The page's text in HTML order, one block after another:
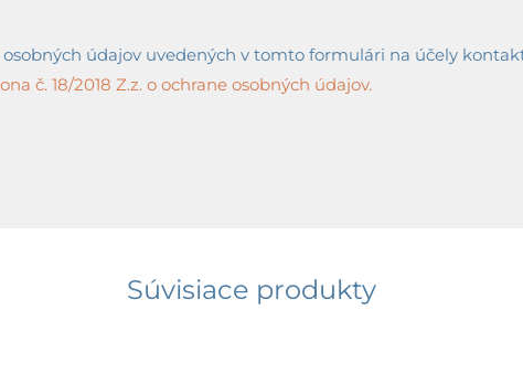
údajov uvedených v tomto formulári na účely
č. 18/2018 Z.z. o ochrane osobných údajov.
Súvisiace produkty